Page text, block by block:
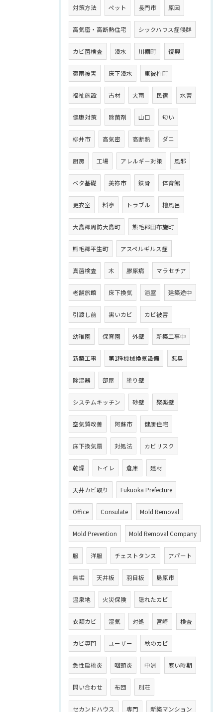
対策方法 ペット 長門市 原因
高気密・高断熱住宅 シックハウス症候群
カビ菌検査 浸水 川棚町 復興
豪雨被害 床下浸水 東彼杵町
福祉施設 古材 大雨 民宿 水害
健康対策 除菌剤 山口 匂い
柳井市 高気密 高断熱 ダニ
厨房 工場 アレルギー対策 風邪
ベタ基礎 美祢市 鉄骨 体育館
更衣室 料亭 トラブル 檜風呂
大島郡周防大島町 熊毛郡田布施町
熊毛郡平生町 アスペルギルス症
真菌検査 木 膠原病 マラセチア
老舗旅館 床下換気 浴室 建築途中
引渡し前 黒いカビ カビ被害
幼稚園 保育園 外壁 新築工事中
新築工事 第1種機械換気設備 悪臭
除湿器 部屋 塗り壁
システムキッチン 砂壁 聚楽壁
空気質改善 阿蘇市 健康住宅
床下換気扇 対処法 カビリスク
乾燥 トイレ 倉庫 建材
天井カビ取り Fukuoka Prefecture
Office Consulate Mold Removal
Mold Prevention Mold Removal Company
服 洋服 チェストタンス アパート
無垢 天井板 羽目板 島原市
温泉地 火災保険 隠れたカビ
衣類カビ 湿気 対処 宮崎 検査
カビ専門 ユーザー 秋のカビ
急性扁桃炎 咽頭炎 中洲 寒い時期
問い合わせ 布団 別荘
セカンドハウス 専門 新築マンション